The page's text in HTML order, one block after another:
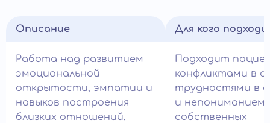
Описание
Работа над развитием
эмоциональной
открытости, эмпатии и
навыков построения
близких отношений.
Для кого
Подходит
конфликтами в
трудностями в
и непониманием
собственных